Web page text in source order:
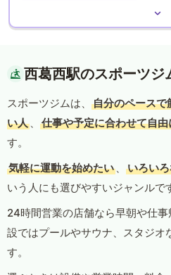
西葛西駅のスポーツジ
スポーツジムは、
自分のペースで
い人 、 仕事や予定に合わせて自
す。
気軽に運動を始めたい 、 いろい
いう人にも選びやすいジャンルで
24時間営業の店舗なら早朝や仕
設ではプールやサウナ、スタジオ
す。